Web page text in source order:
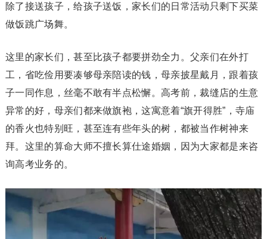
除了接送孩子，给孩子送饭，家长们的日常活动只剩下买菜
做饭跳广场舞。
这里的家长们，甚至比孩子都要拼劲全力。父亲们在外打
工，省吃俭用要凑够母亲陪读的钱，母亲披星戴月，跟着孩
子一同作息，丝毫不敢有半点松懈。高考前，裁缝店的生意
异常的好，母亲们都来做旗袍，这寓意着“旗开得胜”，寺庙
的香火也特别旺，甚至连有些年头的树，都被当作树神来
拜。这里的算命大师不擅长算仕途婚姻，因为大家都是来咨
询高考业务的。